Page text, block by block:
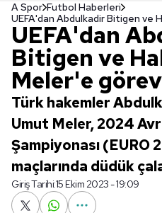
A Spor Futbol Haberleri
UEFA'dan Abdulkadir Bitigen ve
UEFA'dan
Bitigen ve
Meler'e
Türk hakemler
Umut Meler, 2024
Şampiyonası (EURO
maçlarında düdük
Giriş Tarihi:15 Ekim 2023 - 19:09